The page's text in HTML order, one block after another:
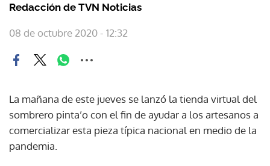
Redacción de TVN Noticias
08 de octubre 2020 - 12:32
La mañana de este jueves se lanzó la tienda virtual del
sombrero pinta’o con el fin de ayudar a los artesanos a
comercializar esta pieza típica nacional en medio de la
pandemia.